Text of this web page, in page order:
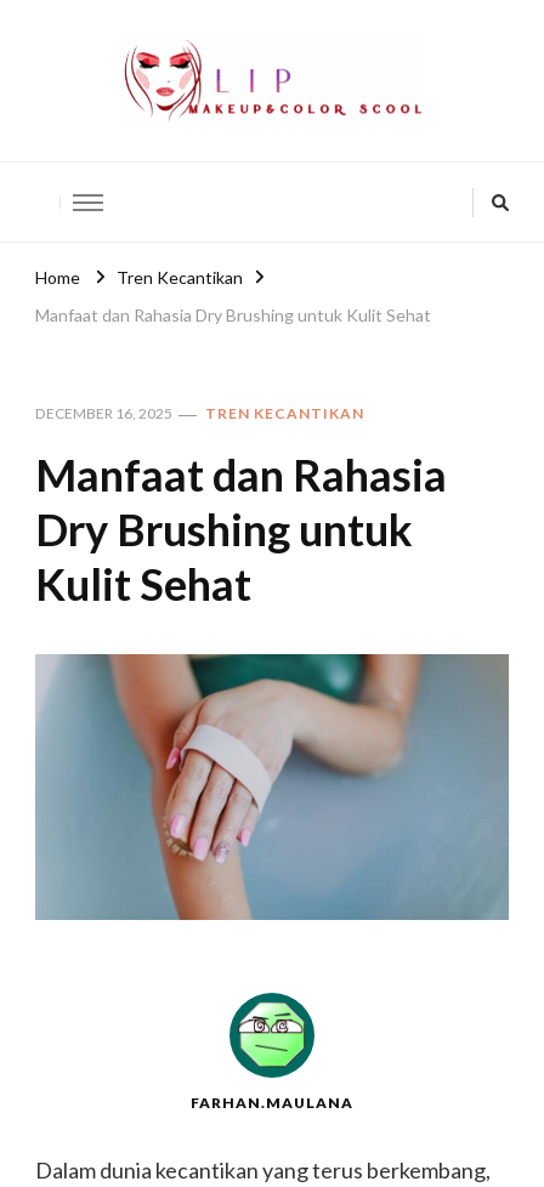
Home
Tren Kecantikan
Manfaat dan Rahasia Dry Brushing untuk Kulit Sehat
DECEMBER 16, 2025 TREN KECANTIKAN
Manfaat dan Rahasia
Dry Brushing untuk
Kulit Sehat
FARHAN.MAULANA
Dalam dunia kecantikan yang terus berkembang,